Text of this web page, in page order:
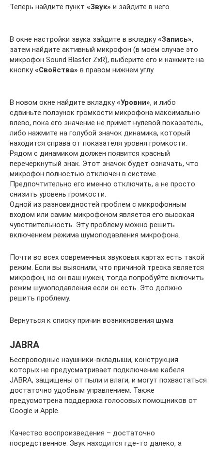
Теперь найдите пункт «Звук» и зайдите в него.
В окне настройки звука зайдите в вкладку«Запись»,
затем найдите активный микрофон (в моём случае это
микрофон Sound Blaster ZxR), выберите его и нажмите на
кнопку«Свойства» в правом нижнем углу.
В новом окне найдите вкладку«Уровни», и либо
сдвиньте ползунок громкости микрофона максимально
влево, пока его значение не примет нулевой показатель,
либо нажмите на голубой значок динамика, который
находится справа от показателя уровня громкости.
Рядом с динамиком должен появится красный
перечёркнутый знак. Этот значок будет означать, что
микрофон полностью отключен в системе.
Предпочтительно его именно отключить, а не просто
снизить уровень громкости.
Одной из разновидностей проблем с микрофонным
входом или самим микрофоном является его высокая
чувствительность. Эту проблему можно решить
включением режима шумоподавления микрофона.
Почти во всех современных звуковых картах есть такой
режим. Если вы выяснили, что причиной треска является
микрофон, но он ваш нужен, тогда попробуйте включить
режим шумоподавления если он есть. Это должно
решить проблему.
Вернуться к списку причин возникновения шума
JABRA
Беспроводные наушники-вкладыши, конструкция
которых не предусматривает подключение кабеля
JABRA, защищены от пыли и влаги, и могут похвастаться
достаточно удобным управлением. Также
предусмотрена поддержка голосовых помощников от
Google и Apple.
Качество воспроизведения – достаточно
посредственное. Звук находится где-то далеко, а